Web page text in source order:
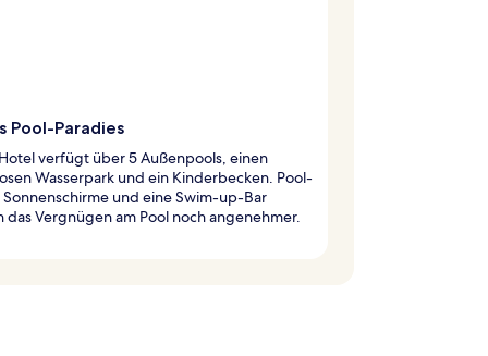
Pool-Paradies
verfügt über 5 Außenpools, einen
Wasserpark und ein Kinderbecken. Pool-
Sonnenschirme und eine Swim-up-Bar
das Vergnügen am Pool noch angenehmer.